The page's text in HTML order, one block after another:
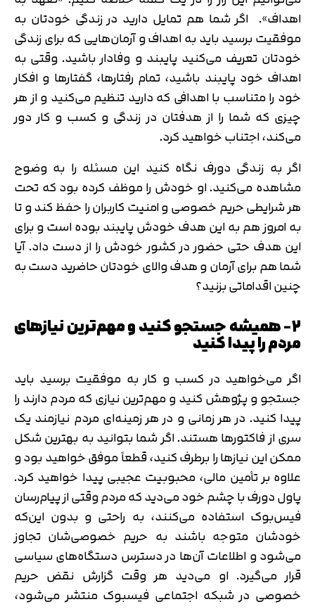
اهداف». اگر شما هم تمایل دارید در زندگی خودتان به
موفقیت برسید باید به اهداف و آرمان‌هایی که برای زندگی
خودتان تعریف می‌کنید پایبند و وفادار باشید. وقتی به
اهداف خود پایبند باشید، تمام رفتارها، گفتارها و افکار
خود را متناسب با اهدافی که دارید تنظیم می‌کنید و از هر
چیزی که شما را از هدفتان در زندگی و کسب و کار دور
می‌کند، اجتناب خواهید کرد.
اگر به زندگی دورف نگاه کنید این مسئله را به وضوح
مشاهده می‌کنید. او خودش را موظف کرده بود که تحت
هر شرایطی حریم خصوصی و امنیت کاربران را حفظ کند و تا
به امروز هم به این هدف خودش پایبند بوده است و برای
این هدف حتی حضور در کشور خودش را از دست داد. آیا
شما هم برای آرمان و هدف والای خودتان حاضرید دست به
چنین اقداماتی بزنید؟
۲- همیشه جستجو کنید و مهم‌ترین نیازهای
مردم را پیدا کنید
اگر می‌خواهید در کسب و کار به موفقیت برسید باید
جستجو و پژوهش کنید و مهم‌ترین نیازی که مردم دارند را
پیدا کنید. در هر زمانی و در هر زمینه‌ای مردم نیازمند یک
سری از فاکتورها هستند. اگر شما بتوانید به بهترین شکل
ممکن این نیازها را برطرف کنید، قطعاً موفق خواهید بود و
علاوه بر تأمین مالی، محبوبیت عجیبی پیدا خواهید کرد.
پاول دورف با چشم خود می‌دید که مردم وقتی از پیام‌رسان
فیس‌بوک استفاده می‌کنند، به راحتی و بدون این‌که
خودشان متوجه باشند به حریم خصوصی‌شان تجاوز
می‌شود و اطلاعات آن‌ها در دسترس دستگاه‌‎های سیاسی
قرار می‌گیرد. او می‌دید هر وقت گزارش نقض حریم
خصوصی در شبکه اجتماعی فیسبوک منتشر می‌شود،